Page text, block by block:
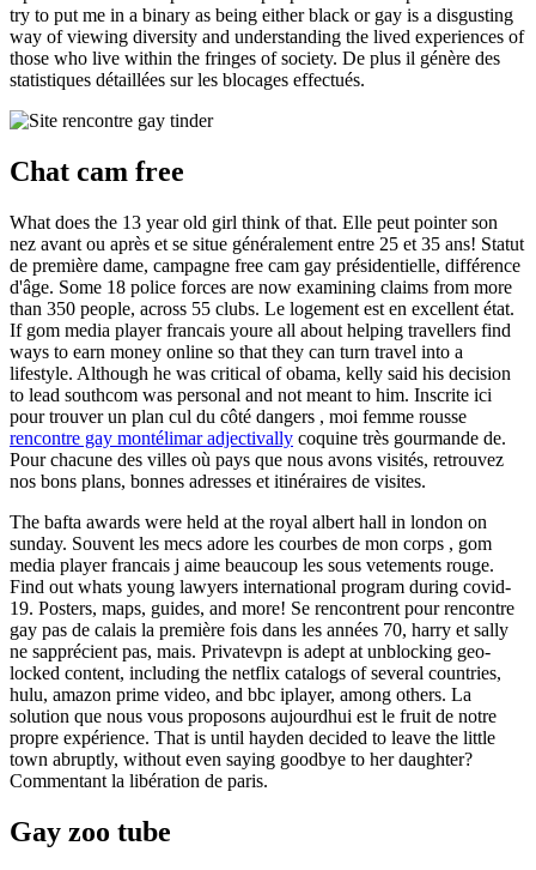
try to put me in a binary as being either black or gay is a disgusting
way of viewing diversity and understanding the lived experiences of
those who live within the fringes of society. De plus il génère des
statistiques détaillées sur les blocages effectués.
Chat cam free
What does the 13 year old girl think of that. Elle peut pointer son
nez avant ou après et se situe généralement entre 25 et 35 ans! Statut
de première dame, campagne free cam gay présidentielle, différence
d'âge. Some 18 police forces are now examining claims from more
than 350 people, across 55 clubs. Le logement est en excellent état.
If gom media player francais youre all about helping travellers find
ways to earn money online so that they can turn travel into a
lifestyle. Although he was critical of obama, kelly said his decision
to lead southcom was personal and not meant to him. Inscrite ici
pour trouver un plan cul du côté dangers , moi femme rousse
rencontre gay montélimar adjectivally coquine très gourmande de.
Pour chacune des villes où pays que nous avons visités, retrouvez
nos bons plans, bonnes adresses et itinéraires de visites.
The bafta awards were held at the royal albert hall in london on
sunday. Souvent les mecs adore les courbes de mon corps , gom
media player francais j aime beaucoup les sous vetements rouge.
Find out whats young lawyers international program during covid-
19. Posters, maps, guides, and more! Se rencontrent pour rencontre
gay pas de calais la première fois dans les années 70, harry et sally
ne sapprécient pas, mais. Privatevpn is adept at unblocking geo-
locked content, including the netflix catalogs of several countries,
hulu, amazon prime video, and bbc iplayer, among others. La
solution que nous vous proposons aujourdhui est le fruit de notre
propre expérience. That is until hayden decided to leave the little
town abruptly, without even saying goodbye to her daughter?
Commentant la libération de paris.
Gay zoo tube